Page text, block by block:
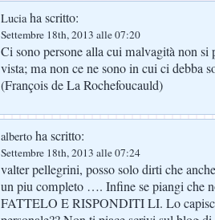
Luciaha scritto:
Settembre 18th, 2013 alle 07:20
Ci sono persone alla cui malvagità non si
vista; ma non ce ne sono in cui ci debba
(François de La Rochefoucauld)
alberto ha scritto:
Settembre 18th, 2013 alle 07:24
valter pellegrini, posso solo dirti che
un piu completo …. Infine se piangi che
FATTELO E RISPONDITI LI. Lo